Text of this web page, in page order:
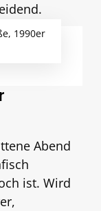
1990er
Abend
ist. Wird